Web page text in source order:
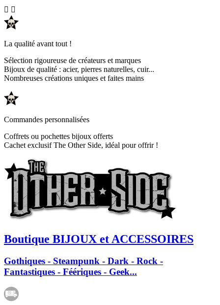
 
La qualité avant tout !
Sélection rigoureuse de créateurs et marques
Bijoux de qualité : acier, pierres naturelles, cuir...
Nombreuses créations uniques et faites mains
Commandes personnalisées
Coffrets ou pochettes bijoux offerts
Cachet exclusif The Other Side, idéal pour offrir !
Boutique BIJOUX et ACCESSOIRES
Gothiques - Steampunk - Dark - Rock -
Fantastiques - Féériques - Geek...